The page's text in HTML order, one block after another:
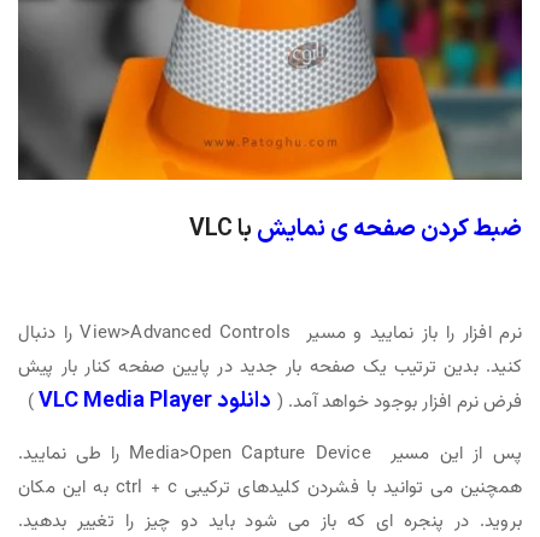
ضبط کردن صفحه ی نمایش با VLC
نرم افزار را باز نمایید و مسیر View>Advanced Controls را دنبال
کنید. بدین ترتیب یک صفحه بار جدید در پایین صفحه کنار بار پیش
فرض نرم افزار بوجود خواهد آمد. ( دانلود VLC Media Player
)
پس از این مسیر Media>Open Capture Device را طی نمایید.
همچنین می توانید با فشردن کلیدهای ترکیبی ctrl + c به این مکان
بروید. در پنجره ای که باز می شود باید دو چیز را تغییر بدهید.